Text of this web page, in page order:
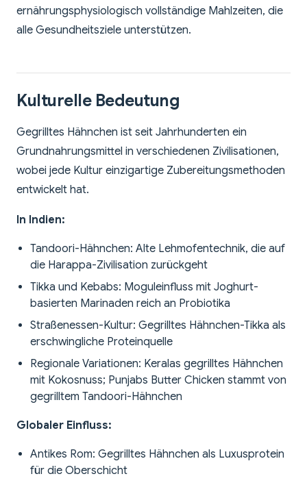
ernährungsphysiologisch vollständige Mahlzeiten, die
alle Gesundheitsziele unterstützen.
Kulturelle Bedeutung
Gegrilltes Hähnchen ist seit Jahrhunderten ein
Grundnahrungsmittel in verschiedenen Zivilisationen,
wobei jede Kultur einzigartige Zubereitungsmethoden
entwickelt hat.
In Indien:
Tandoori-Hähnchen: Alte Lehmofentechnik, die auf
die Harappa-Zivilisation zurückgeht
Tikka und Kebabs: Moguleinfluss mit Joghurt-
basierten Marinaden reich an Probiotika
Straßenessen-Kultur: Gegrilltes Hähnchen-Tikka als
erschwingliche Proteinquelle
Regionale Variationen: Keralas gegrilltes Hähnchen
mit Kokosnuss; Punjabs Butter Chicken stammt von
gegrilltem Tandoori-Hähnchen
Globaler Einfluss:
Antikes Rom: Gegrilltes Hähnchen als Luxusprotein
für die Oberschicht